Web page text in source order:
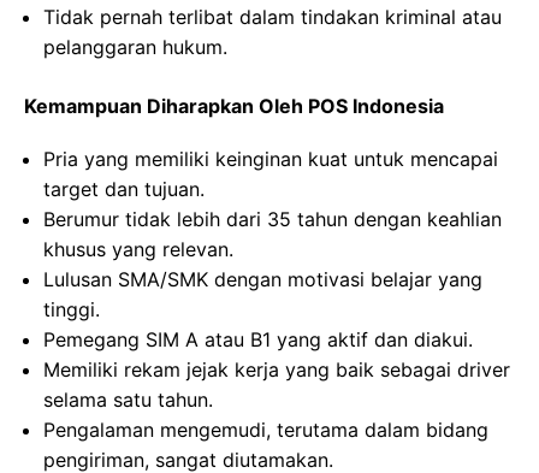
Tidak pernah terlibat dalam tindakan kriminal atau
pelanggaran hukum.
Kemampuan Diharapkan Oleh POS Indonesia
Pria yang memiliki keinginan kuat untuk mencapai
target dan tujuan.
Berumur tidak lebih dari 35 tahun dengan keahlian
khusus yang relevan.
Lulusan SMA/SMK dengan motivasi belajar yang
tinggi.
Pemegang SIM A atau B1 yang aktif dan diakui.
Memiliki rekam jejak kerja yang baik sebagai driver
selama satu tahun.
Pengalaman mengemudi, terutama dalam bidang
pengiriman, sangat diutamakan.